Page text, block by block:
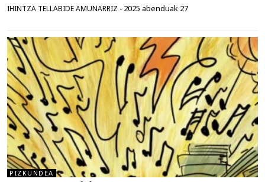
IHINTZA TELLABIDE AMUNARRIZ - 2025 abenduak 27
PIZKUNDEA